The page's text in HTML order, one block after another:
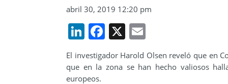
abril 30, 2019 12:20 pm
LinkedIn
Facebook
X
El investigador Harold Olsen reveló que en
que en la zona se han hecho valiosos
europeos.